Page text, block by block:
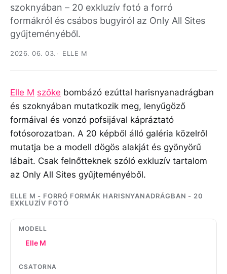
szoknyában – 20 exkluzív fotó a forró
formákról és csábos bugyiról az Only All Sites
gyűjteményéből.
2026. 06. 03. ELLE M
Elle M szőke bombázó ezúttal harisnyanadrágban
és szoknyában mutatkozik meg, lenyűgöző
formáival és vonzó pofsijával kápráztató
fotósorozatban. A 20 képből álló galéria közelről
mutatja be a modell dögös alakját és gyönyörű
lábait. Csak felnőtteknek szóló exkluzív tartalom
az Only All Sites gyűjteményéből.
ELLE M - FORRÓ FORMÁK HARISNYANADRÁGBAN - 20
EXKLUZÍV FOTÓ
MODELL
Elle M
CSATORNA